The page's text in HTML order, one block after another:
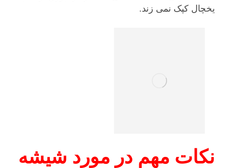
یخچال کپک نمی زند.
نکات مهم در مورد شیشه